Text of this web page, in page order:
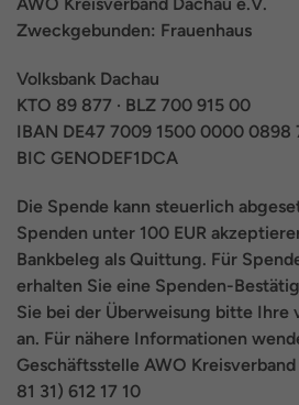
Zweckgebunden: Frauenhaus
Volksbank Dachau
KTO 89 877 · BLZ 700 915 00
IBAN DE47 7009 1500 0000 0898
BIC GENODEF1DCA
Die Spende kann steuerlich
Spenden unter 100 EUR
Bankbeleg als Quittung. Für
erhalten Sie eine Spenden-
Sie bei der Überweisung bitte Ihre
an. Für nähere Informationen
Geschäftsstelle AWO
81 31) 612 17 10